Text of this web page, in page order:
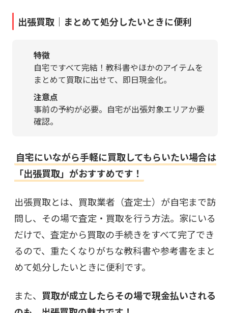
出張買取｜まとめて処分したいときに便利
特徴
自宅ですべて完結！教科書やほかのアイテムを
まとめて買取に出せて、即日現金化。
注意点
事前の予約が必要。自宅が出張対象エリアか要
確認。
自宅にいながら手軽に買取してもらいたい場合は
「出張買取」がおすすめです！
出張買取とは、買取業者（査定士）が自宅まで訪
問し、その場で査定・買取を行う方法。家にいる
だけで、査定から買取の手続きをすべて完了でき
るので、重たくなりがちな教科書や参考書をまと
めて処分したいときに便利です。
また、 買取が成立したらその場で現金払いされる